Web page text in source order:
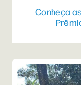
Conheça